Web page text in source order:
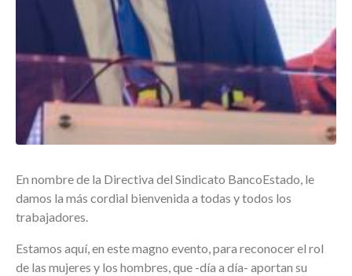
En nombre de la Directiva del Sindicato BancoEstado, le
damos la más cordial bienvenida a todas y todos los
trabajadores.
Estamos aquí, en este magno evento, para reconocer el rol
de las mujeres y los hombres, que -día a día- aportan su